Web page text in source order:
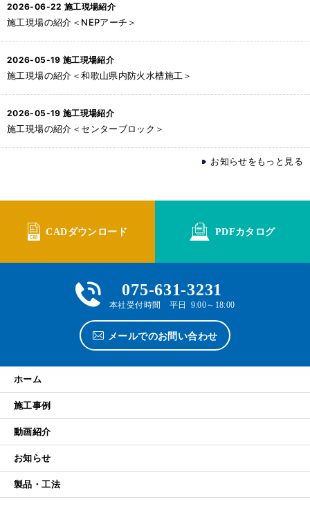
2026-06-22 施工現場紹介
施工現場の紹介＜NEPアーチ＞
2026-05-19 施工現場紹介
施工現場の紹介＜和歌山県内防火水槽施工＞
2026-05-19 施工現場紹介
施工現場の紹介＜センターブロック＞
お知らせをもっと見る
CADダウンロード PDFカタログ
075-631-3231
本社受付時間 平日 9:00～18:00
メールでのお問い合わせ
ホーム
施工事例
動画紹介
お知らせ
製品・工法